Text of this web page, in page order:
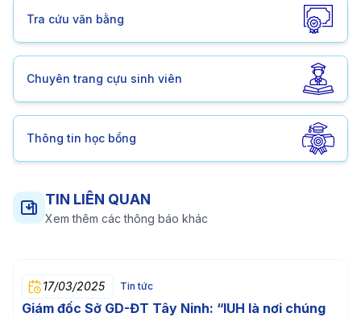
Tra cứu văn bằng
Chuyên trang cựu sinh viên
Thông tin học bổng
TIN LIÊN QUAN
Xem thêm các thông báo khác
17/03/2025 Tin tức
Giám đốc Sở GD-ĐT Tây Ninh: “IUH là nơi chúng